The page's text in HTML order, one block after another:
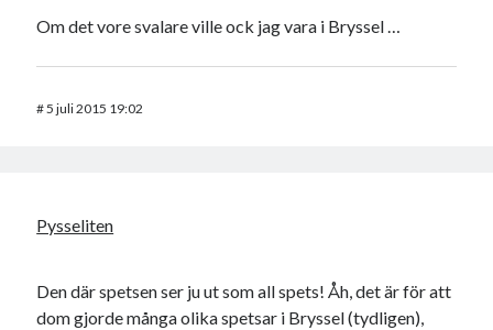
Om det vore svalare ville ock jag vara i Bryssel …
#5 juli 2015 19:02
Pysseliten
Den där spetsen ser ju ut som all spets! Åh, det är för att
dom gjorde många olika spetsar i Bryssel (tydligen),